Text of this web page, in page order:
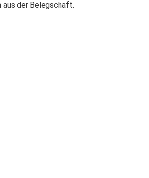
aus der Belegschaft.